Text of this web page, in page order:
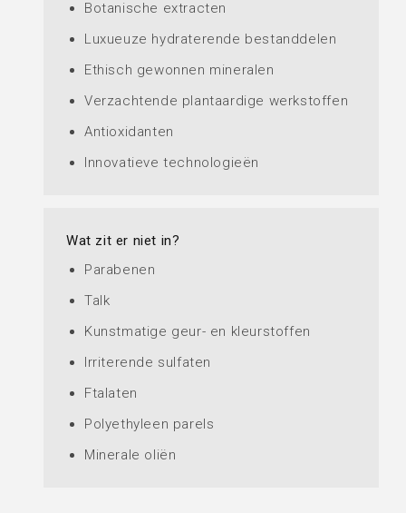
Botanische extracten
Luxueuze hydraterende bestanddelen
Ethisch gewonnen mineralen
Verzachtende plantaardige werkstoffen
Antioxidanten
Innovatieve technologieën
Wat zit er niet in?
Parabenen
Talk
Kunstmatige geur- en kleurstoffen
Irriterende sulfaten
Ftalaten
Polyethyleen parels
Minerale oliën